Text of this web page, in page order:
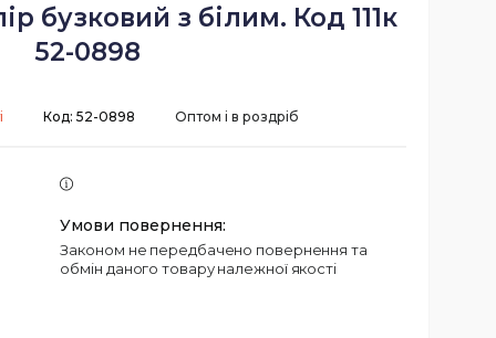
бузковий з білим. Код 111к
52-0898
Оптом і в роздріб
Код: 52-0898
Законом не передбачено повернення та
обмін даного товару належної якості